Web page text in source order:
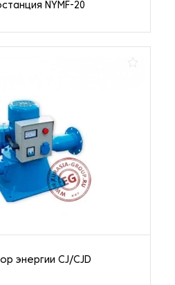
NYMF-20
энергии CJ/CJD